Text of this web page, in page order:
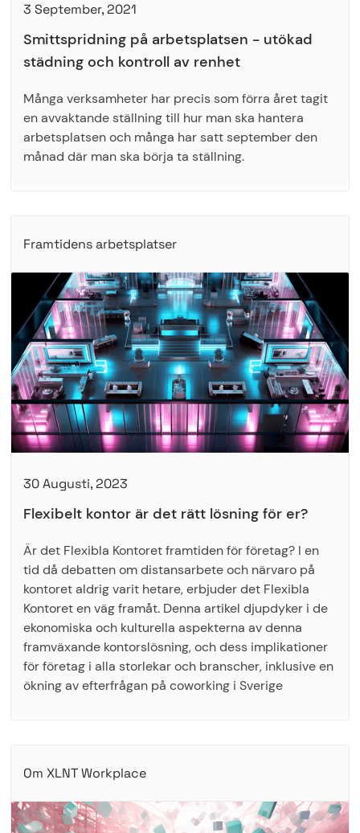
3 September, 2021
Smittspridning på arbetsplatsen - utökad
städning och kontroll av renhet
Många verksamheter har precis som förra året tagit
en avvaktande ställning till hur man ska hantera
arbetsplatsen och många har satt september den
månad där man ska börja ta ställning.
Framtidens arbetsplatser
30 Augusti, 2023
Flexibelt kontor är det rätt lösning för er?
Är det Flexibla Kontoret framtiden för företag? I en
tid då debatten om distansarbete och närvaro på
kontoret aldrig varit hetare, erbjuder det Flexibla
Kontoret en väg framåt. Denna artikel djupdyker i de
ekonomiska och kulturella aspekterna av denna
framväxande kontorslösning, och dess implikationer
för företag i alla storlekar och branscher, inklusive en
ökning av efterfrågan på coworking i Sverige
Om XLNT Workplace